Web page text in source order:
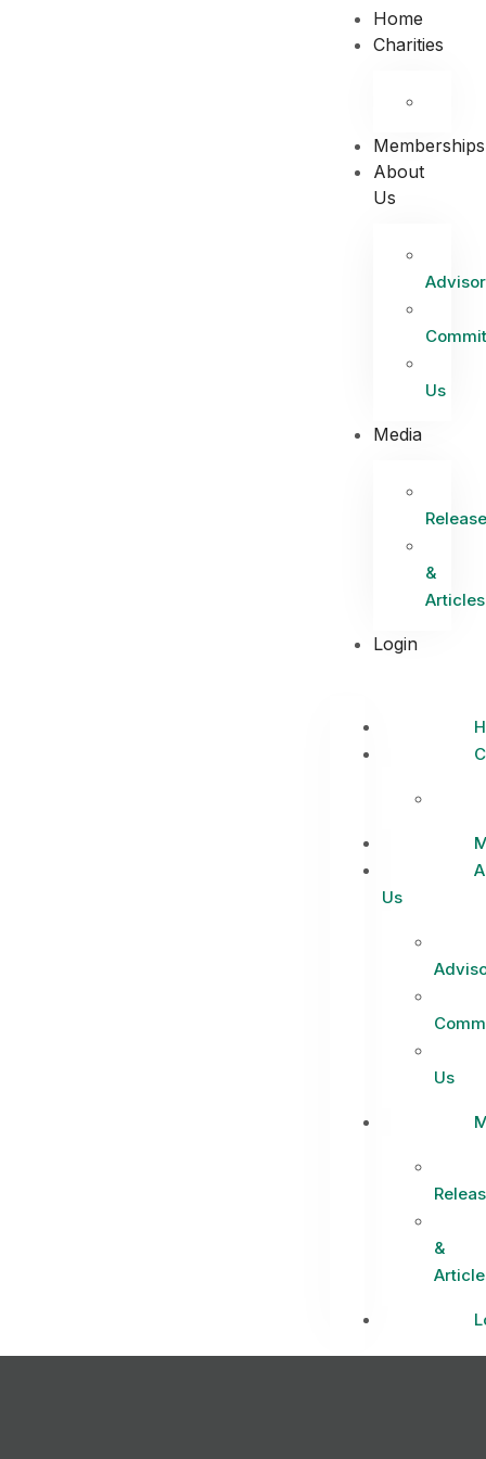
Home
Charities
Memberships
About
Us
Us
Media
Release
&
Articles
Login
Us
Us
&